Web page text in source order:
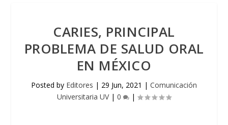
CARIES, PRINCIPAL
PROBLEMA DE SALUD ORAL
EN MÉXICO
Posted by Editores | 29 Jun, 2021 | Comunicación
Universitaria UV| 0 |